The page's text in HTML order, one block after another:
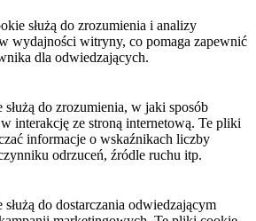
służą do zrozumienia i analizy
wydajności witryny, co pomaga zapewnić
dla odwiedzających.
do zrozumienia, w jaki sposób
interakcję ze stroną internetową. Te pliki
informacje o wskaźnikach liczby
odrzuceń, źródle ruchu itp.
do dostarczania odwiedzającym